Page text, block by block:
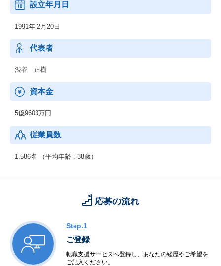
※スーパーやコンビニ、クレジットカードのお客様に対し、シス
ます。
※上流工程（ＩＴコンサルティング）から関われる事が強みで
す。
設立年月日
1991年 2月20日
代表者
渋谷 正樹
資本金
5億9603万円
従業員数
1,586名 （平均年齢：38歳）
応募の流れ
Step.1
ご登録
転職支援サービスへ登録し、あなたの経歴やご希望を
ご記入ください。